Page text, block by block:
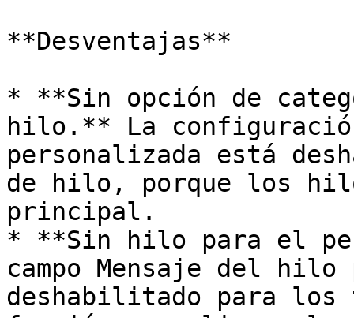
**Desventajas**
* **Sin opción de
hilo.** La
personalizada está
de hilo, porque los
principal.
* **Sin hilo para el
campo Mensaje del
deshabilitado para